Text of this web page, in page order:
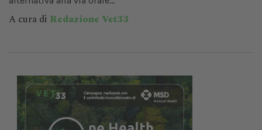
A cura di Redazione Vet33